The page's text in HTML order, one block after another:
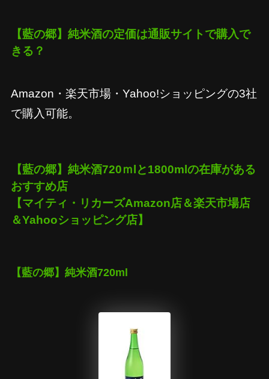
【藍の郷】純米酒の定価は通販サイトで購入で
きる？
Amazon・楽天市場・Yahoo!ショッピングの3社
で購入可能。
【藍の郷】純米酒720ｍl と1800mlの在庫がある
おすすめ店
【マイティ・リカーズAmazon店＆楽天市場店
＆Yahooショッピング店】
【藍の郷】純米酒720ml